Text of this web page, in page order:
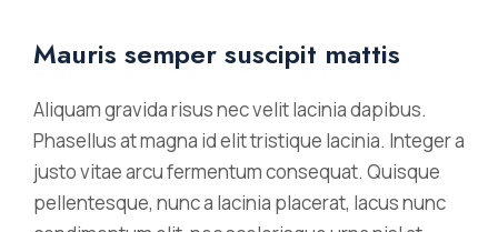
Mauris semper suscipit mattis
Aliquam gravida risus nec velit lacinia dapibus.
Phasellus at magna id elit tristique lacinia. Integer a
justo vitae arcu fermentum consequat. Quisque
pellentesque, nunc a lacinia placerat, lacus nunc